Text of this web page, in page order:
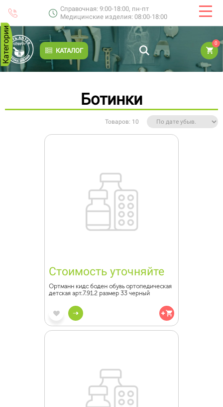
Справочная: 9:00-18:00, пн-пт
Медицинские изделия: 08:00-18:00
КАТАЛОГ
0
Категории
Ботинки
Товаров: 10
Стоимость уточняйте
Ортманн кидс боден обувь ортопедическая
детская арт.7.91.2 размер 33 черный